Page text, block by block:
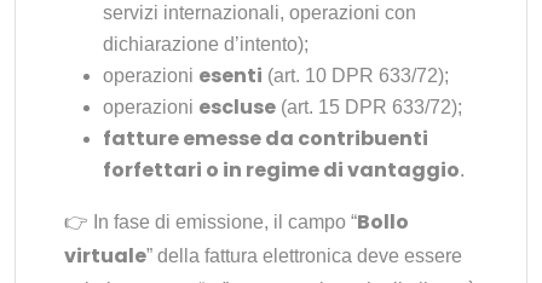
servizi internazionali, operazioni con
dichiarazione d’intento);
operazioni esenti (art. 10 DPR 633/72);
operazioni escluse (art. 15 DPR 633/72);
fatture emesse da contribuenti
forfettari o in regime di vantaggio.
👉 In fase di emissione, il campo “Bollo
virtuale” della fattura elettronica deve essere